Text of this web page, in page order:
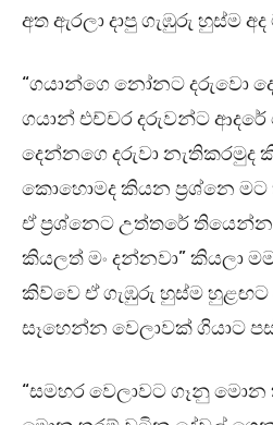
අත ඇරලා දාපු ගැඹුරු හුස්ම
“ගයාන්ගෙ නෝනට දරුවො
ගයාන් එච්චර දරුවන්ට ආදරේ
දෙන්නගෙ දරුවා නැතිකරමුද
කොහොමද කියන ප්‍රශ්නෙ මට
ඒ ප්‍රශ්නෙට උත්තරේ
කියලත් මං දන්නවා” කියලා
කිව්වෙ ඒ ගැඹුරු හුස්ම
සෑහෙන්න වෙලාවක් ගියාට
“සමහර වෙලාවට ගෑනු